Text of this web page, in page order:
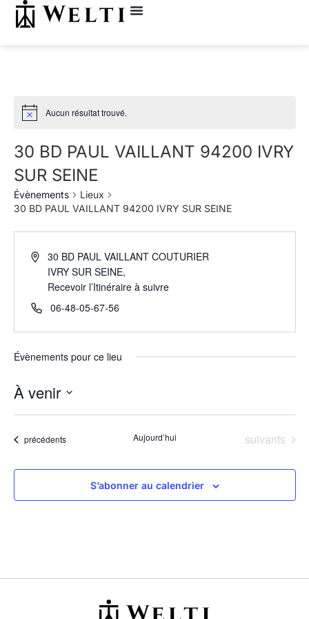
Aucun résultat trouvé.
30 BD PAUL VAILLANT 94200 IVRY
SUR SEINE
Évènements
Lieux
30 BD PAUL VAILLANT 94200 IVRY SUR SEINE
30 BD PAUL VAILLANT COUTURIER
IVRY SUR SEINE,
Recevoir l’Itinéraire à suivre
06-48-05-67-56
Évènements pour ce lieu
À venir
une
Évènements
précédents Aujourd’hui Évènements
suivants
S’abonner au calendrier